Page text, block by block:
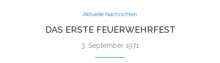
Aktuelle Nachrichten
DAS ERSTE FEUERWEHRFEST
3. September 1971